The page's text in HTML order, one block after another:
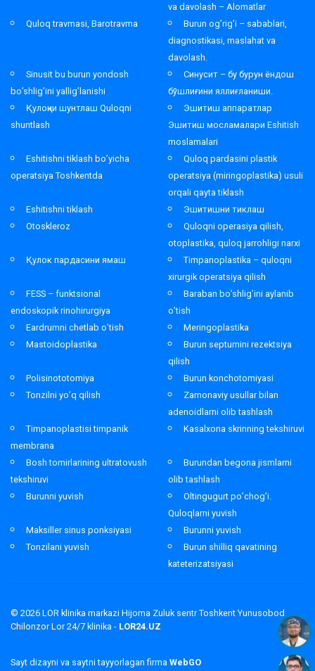
va davolash – Alomatlar
Quloq travmasi, Barotravma
Burun og’rig’i – sabablari,
diagnostikasi, maslahat va
davolash.
Sinusit bu burun yondosh
bo’shlig’ini yallig’lanishi
Синусит – бу бурун ёндош
бўшлиғини яллиғланиши.
Қулоқни шунтлаш Quloqni
shuntlash
Эшитиш аппаратлар
Эшитиш мосламалари Eshitish
moslamalari
Eshitishni tiklash bo’yicha
operatsiya Toshkentda
Quloq pardasini plastik
operatsiya (miringoplastika) usuli
orqali qayta tiklash
Eshitishni tiklash
Эшитишни тиклаш
Otoskleroz
Quloqni operasiya qilish,
otoplastika, quloq jarrohligi narxi
Қулок пардасини ямаш
Timpanoplastika – quloqni
xirurgik operatsiya qilish
FESS – funktsional
endoskopik rinohirurgiya
Baraban bo’shlig’ini aylanib
o’tish
Eardrumni chetlab o’tish
Meringoplastika
Mastoidoplastika
Burun septumini rezektsiya
qilish
Polisinototomiya
Burun konchotomiyasi
Tonzilni yo’q qilish
Zamonaviy usullar bilan
adenoidlarni olib tashlash
Timpanoplastisi timpanik
membrana
Kasalxona skrinning tekshiruvi
Bosh tomirlarining ultratovush
tekshiruvi
Burundan begona jismlarni
olib tashlash
Burunni yuvish
Oltingugurt po’chog’i.
Quloqlarni yuvish
Maksiller sinus ponksiyasi
Burunni yuvish
Tonzilani yuvish
Burun shilliq qavatining
kateterizatsiyasi
© 2026 LOR klinika markazi Hijoma Zuluk sentr Toshkent Yunusobod
Chilonzor Lor 24/7 klinika - LOR24.UZ
Sayt dizayni va saytni tayyorlagan firma WebGO